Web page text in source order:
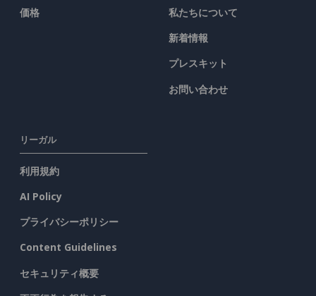
価格
私たちについて
新着情報
プレスキット
お問い合わせ
リーガル
利用規約
AI Policy
プライバシーポリシー
Content Guidelines
セキュリティ概要